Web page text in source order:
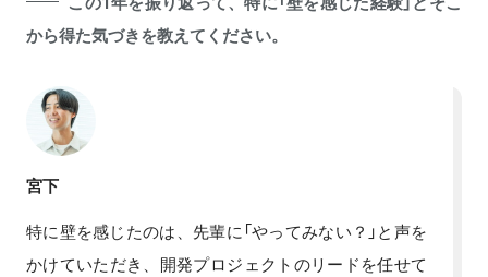
から得た気づきを教えてください。
宮下
特に壁を感じたのは、先輩に「やってみない？」と声を
かけていただき、開発プロジェクトのリードを任せて